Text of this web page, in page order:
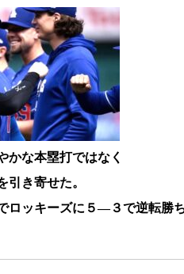
かな本塁打ではなく
引き寄せた。
ロッキーズに５―３で逆転勝ち